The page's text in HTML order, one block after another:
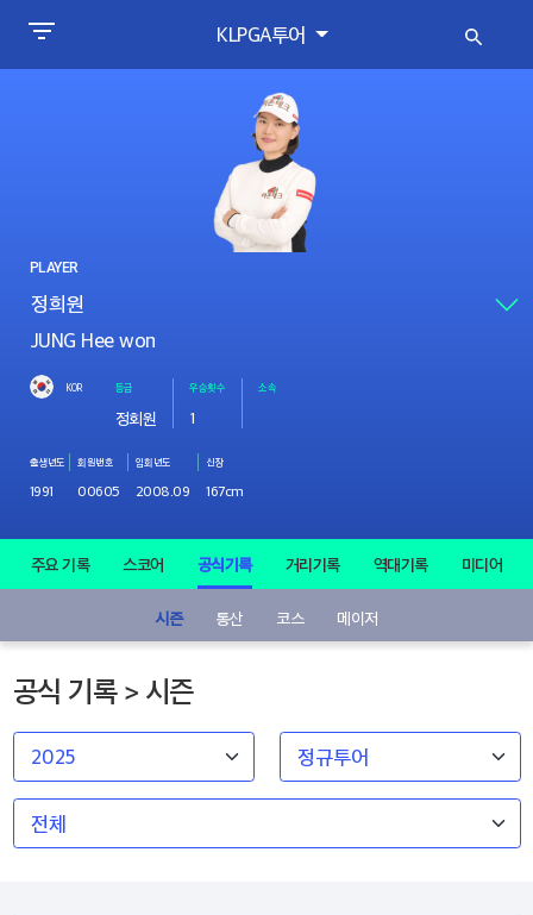
KLPGA투어
PLAYER
JUNG Hee won
KOR 등급
정회원
우승횟수
1
소속
출생년도
1991
회원번호
00605
입회년도
2008.09
신장
167cm
주요 기록 스코어 공식기록 거리기록 역대기록 미디어
시즌 통산 코스 메이저
공식 기록 > 시즌